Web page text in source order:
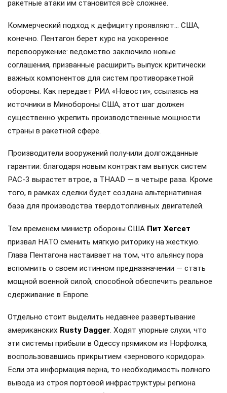
ракетные атаки им становится всё сложнее.
Коммерческий подход к дефициту проявляют… США,
конечно. Пентагон берет курс на ускоренное
перевооружение: ведомство заключило новые
соглашения, призванные расширить выпуск критически
важных компонентов для систем противоракетной
обороны. Как передает РИА «Новости», ссылаясь на
источники в Минобороны США, этот шаг должен
существенно укрепить производственные мощности
страны в ракетной сфере.
Производители вооружений получили долгожданные
гарантии: благодаря новым контрактам выпуск систем
PAC-3 вырастет втрое, а THAAD — в четыре раза. Кроме
того, в рамках сделки будет создана альтернативная
база для производства твердотопливных двигателей.
Тем временем министр обороны США Пит Хегсет
призвал НАТО сменить мягкую риторику на жесткую.
Глава Пентагона настаивает на том, что альянсу пора
вспомнить о своем истинном предназначении — стать
мощной военной силой, способной обеспечить реальное
сдерживание в Европе.
Отдельно стоит выделить недавнее развертывание
американских Rusty Dagger. Ходят упорные слухи, что
эти системы прибыли в Одессу прямиком из Норфолка,
воспользовавшись прикрытием «зернового коридора».
Если эта информация верна, то необходимость полного
вывода из строя портовой инфраструктуры региона